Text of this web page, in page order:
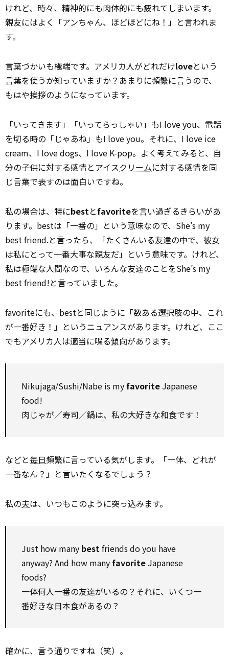
けれど、時々、精神的にも肉体的にも疲れてしまいます。
親友にはよく「アンちゃん、ほどほどにね！」と言われま
す。
言葉づかいも極端です。アメリカ人がどれだけloveという
言葉を使うか知っていますか？あまりに頻繁に言うので、
もはや挨拶のようになっています。
「いってきます」「いってらっしゃい」もI love you、電話
を切る時の「じゃあね」もI love you。それに、I love ice
cream、I love dogs、I love K-pop。よく考えてみると、自
分の子供に対する感情とアイスクリームに対する感情を同
じ言葉で表すのは面白いですね。
私の場合は、特にbestとfavoriteを言い過ぎるきらいがあ
ります。bestは「一番の」という意味なので、She’s my
best friend.と言ったら、「たくさんいる友達の中で、彼女
は私にとって一番大事な親友だ」という意味です。けれど、
私は極端な人間なので、いろんな友達のことをShe’s my
best friend!と言っていました。
favoriteにも、bestと同じように「数ある選択肢の中、これ
が一番好き！」というニュアンスがあります。けれど、ここ
でもアメリカ人は適当に喋る傾向があります。
Nikujaga/Sushi/Nabe is myfavorite Japanese
food!
肉じゃが／寿司／鍋は、私の大好きな和食です！
などと毎日頻繁に言っている気がします。「一体、どれが
一番なん？」と言いたくなるでしょう？
私の夫は、いつもこのように突っ込みます。
Just how many bestfriends do you have
anyway? And how manyfavorite Japanese
foods?
一体何人一番の友達がいるの？それに、いくつ一
番好きな日本食があるの？
確かに、言う通りですね（笑）。